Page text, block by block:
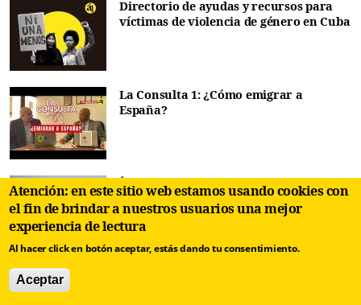
Directorio de ayudas y recursos para
víctimas de violencia de género en Cuba
La Consulta 1: ¿Cómo emigrar a
España?
Índice de desafíos ambientales de Cuba
Atención: en este sitio web estamos usando cookies con
el fin de brindar a nuestros usuarios una mejor
experiencia de lectura
Al hacer click en botón aceptar, estás dando tu consentimiento.
Aceptar